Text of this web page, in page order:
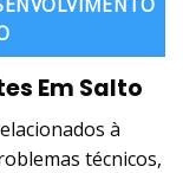
Em Salto
à
técnicos,